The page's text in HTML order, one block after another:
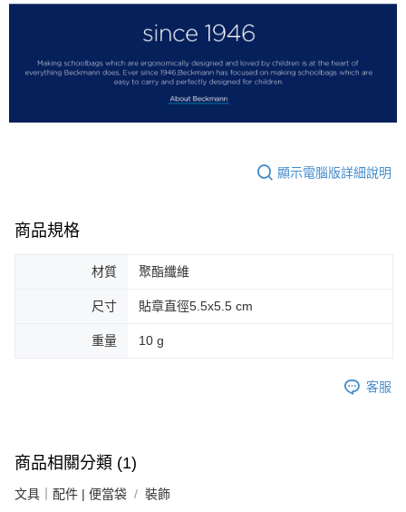
顯示電腦版詳細說明
商品規格
材質 聚酯纖維
尺寸 貼章直徑5.5x5.5 cm
重量 10 g
客服
商品相關分類 (1)
文具｜配件 | 便當袋 裝飾